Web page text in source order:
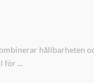
hållbarheten
för ...